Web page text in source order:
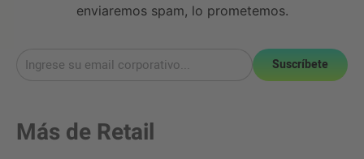
enviaremos spam, lo prometemos.
Suscríbete
Más de Retail